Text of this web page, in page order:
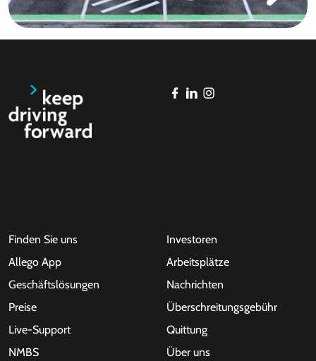
Finden Sie uns
Allego App
Geschäftslösungen
Preise
Live-Support
NMBS
Investoren
Arbeitsplätze
Nachrichten
Überschreitungsgebühr
Quittung
Über uns